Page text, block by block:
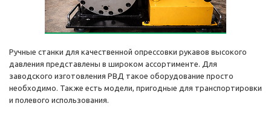
Ручные станки для качественной опрессовки рукавов высокого
давления представлены в широком ассортименте. Для
заводского изготовления РВД такое оборудование просто
необходимо. Также есть модели, пригодные для транспортировки
и полевого использования.